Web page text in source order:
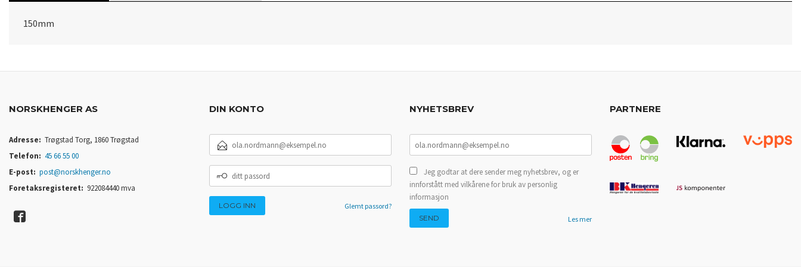
150mm
NORSKHENGER AS
Adresse: Trøgstad Torg, 1860 Trøgstad
Telefon: 45 66 55 00
E-post: post@norskhenger.no
Foretaksregisteret: 922084440 mva
DIN KONTO
POSTADRESSE
PASSORD
Glemt passord?
NYHETSBREV
Jeg godtar at dere sender meg nyhetsbrev, og er
innforstått med vilkårene for bruk av personlig
informasjon
Les mer
PARTNERE